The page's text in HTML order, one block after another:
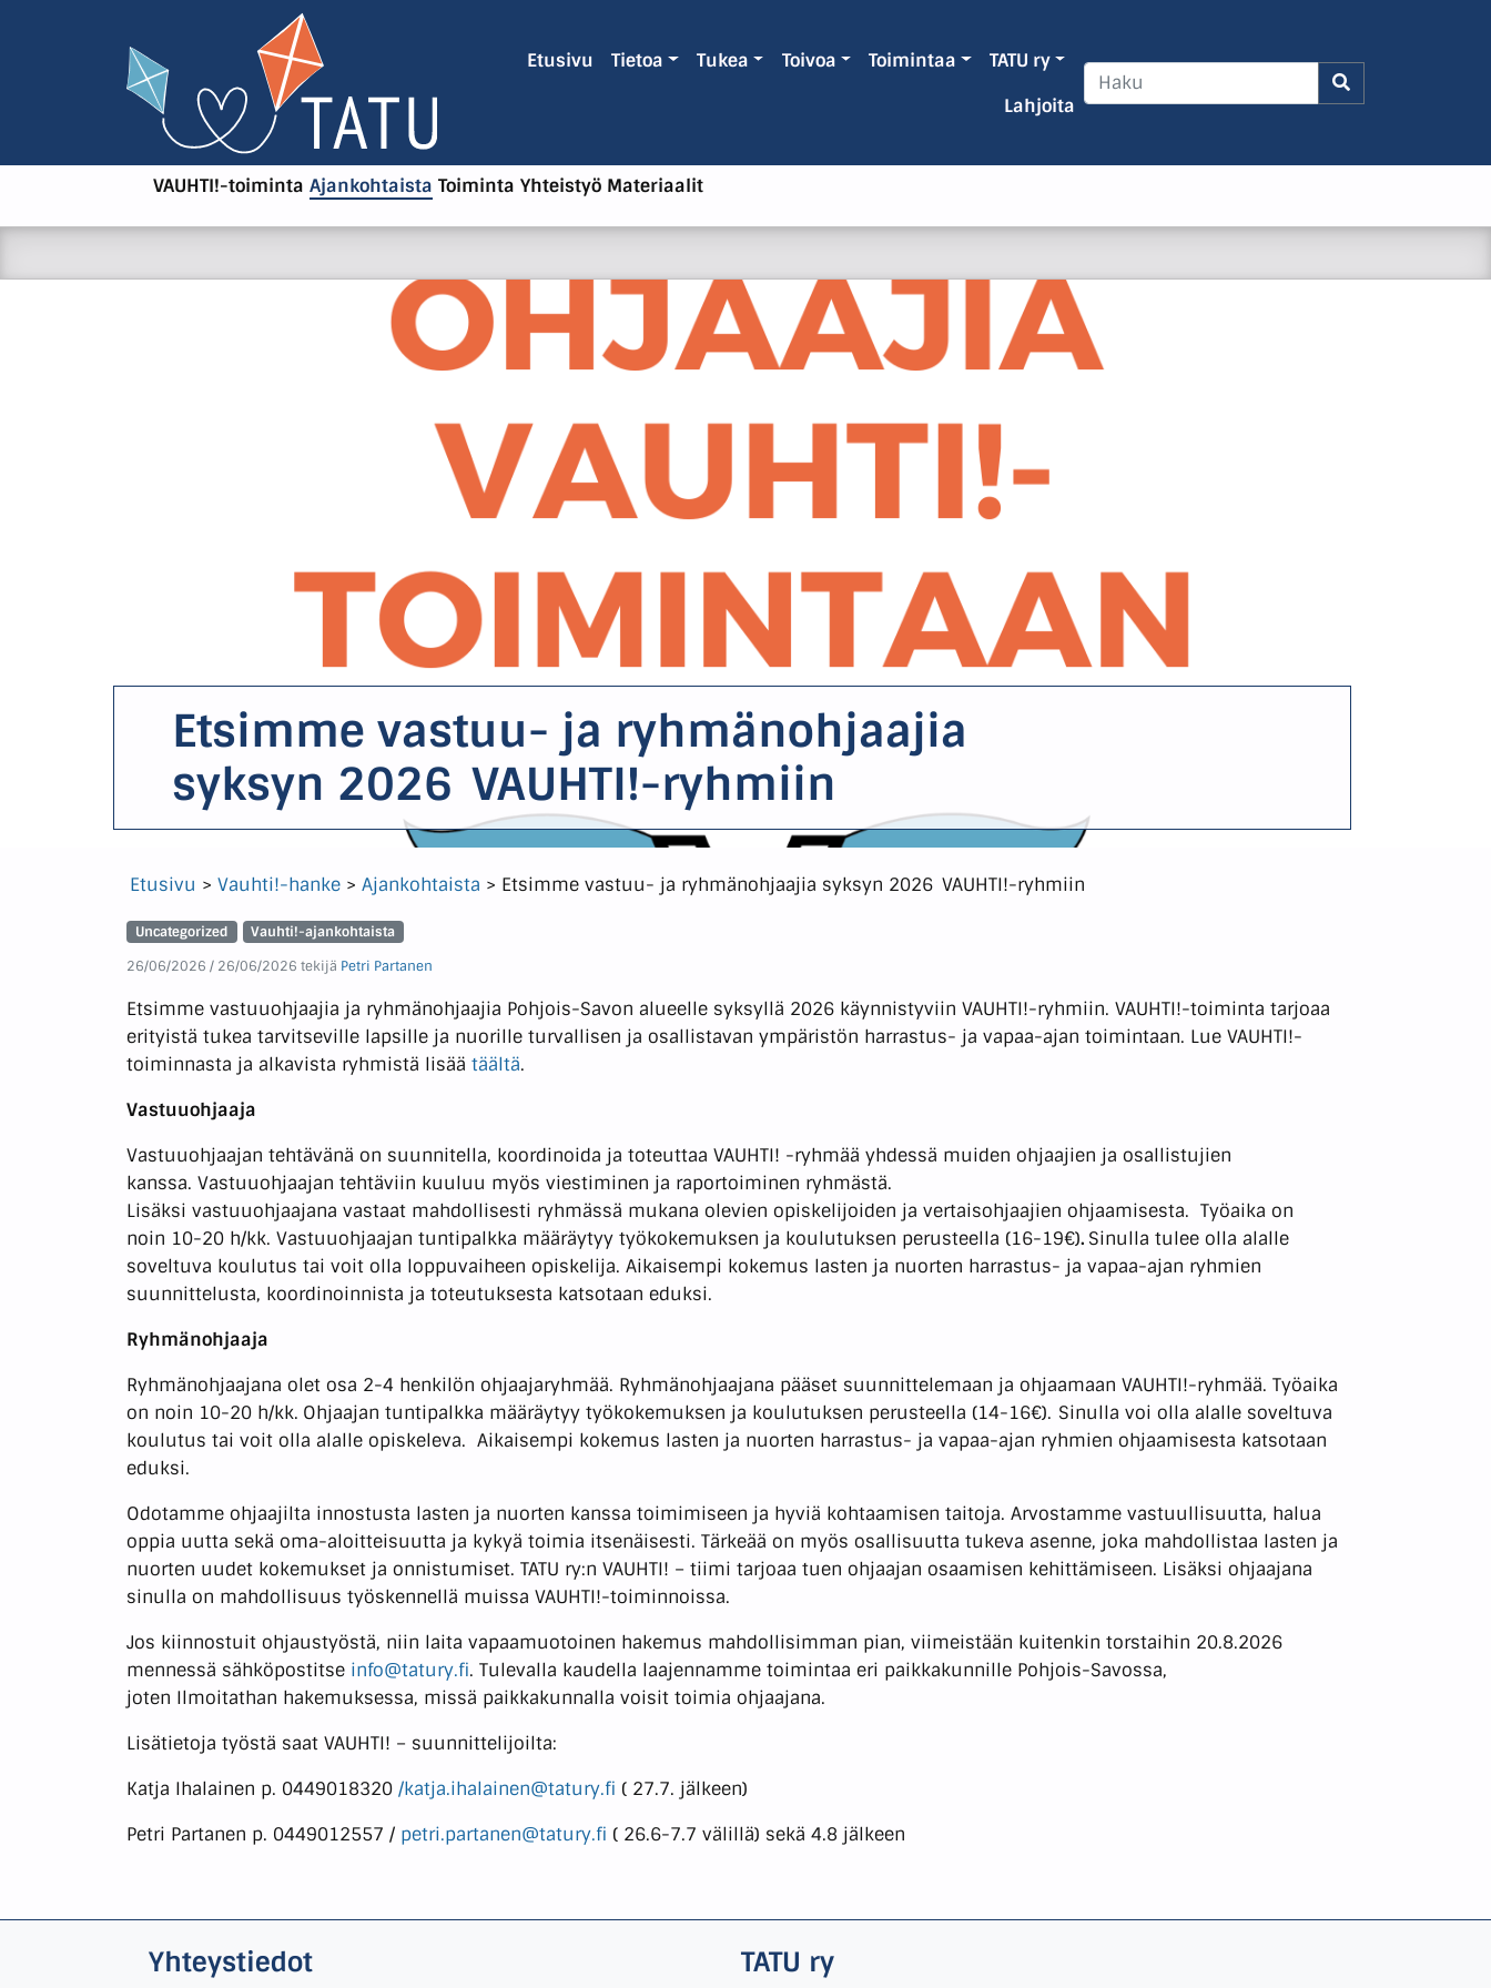
Etusivu Tietoa Tukea Toivoa Toimintaa
TATU ry
Lahjoita
VAUHTI!-toiminta Ajankohtaista Toiminta Yhteistyö Materiaalit
Etsimme vastuu- ja ryhmänohjaajia
syksyn 2026 VAUHTI!-ryhmiin
Etusivu > Vauhti!-hanke > Ajankohtaista > Etsimme vastuu- ja ryhmänohjaajia syksyn 2026 VAUHTI!-ryhmiin
Uncategorized
Vauhti!-ajankohtaista
26/06/2026 / 26/06/2026 tekijä Petri Partanen
Etsimme vastuuohjaajia ja ryhmänohjaajia Pohjois-Savon alueelle syksyllä 2026 käynnistyviin VAUHTI!-ryhmiin. VAUHTI!-toiminta tarjoaa
erityistä tukea tarvitseville lapsille ja nuorille turvallisen ja osallistavan ympäristön harrastus- ja vapaa-ajan toimintaan. Lue VAUHTI!-
toiminnasta ja alkavista ryhmistä lisää täältä.
Vastuuohjaaja
Vastuuohjaajan tehtävänä on suunnitella, koordinoida ja toteuttaa VAUHTI! -ryhmää yhdessä muiden ohjaajien ja osallistujien
kanssa. Vastuuohjaajan tehtäviin kuuluu myös viestiminen ja raportoiminen ryhmästä.
Lisäksi vastuuohjaajana vastaat mahdollisesti ryhmässä mukana olevien opiskelijoiden ja vertaisohjaajien ohjaamisesta. Työaika on
noin 10-20 h/kk. Vastuuohjaajan tuntipalkka määräytyy työkokemuksen ja koulutuksen perusteella (16-19€). Sinulla tulee olla alalle
soveltuva koulutus tai voit olla loppuvaiheen opiskelija. Aikaisempi kokemus lasten ja nuorten harrastus- ja vapaa-ajan ryhmien
suunnittelusta, koordinoinnista ja toteutuksesta katsotaan eduksi.
Ryhmänohjaaja
Ryhmänohjaajana olet osa 2-4 henkilön ohjaajaryhmää. Ryhmänohjaajana pääset suunnittelemaan ja ohjaamaan VAUHTI!-ryhmää. Työaika
on noin 10-20 h/kk. Ohjaajan tuntipalkka määräytyy työkokemuksen ja koulutuksen perusteella (14-16€). Sinulla voi olla alalle soveltuva
koulutus tai voit olla alalle opiskeleva. Aikaisempi kokemus lasten ja nuorten harrastus- ja vapaa-ajan ryhmien ohjaamisesta katsotaan
eduksi.
Odotamme ohjaajilta innostusta lasten ja nuorten kanssa toimimiseen ja hyviä kohtaamisen taitoja. Arvostamme vastuullisuutta, halua
oppia uutta sekä oma-aloitteisuutta ja kykyä toimia itsenäisesti. Tärkeää on myös osallisuutta tukeva asenne, joka mahdollistaa lasten ja
nuorten uudet kokemukset ja onnistumiset. TATU ry:n VAUHTI! – tiimi tarjoaa tuen ohjaajan osaamisen kehittämiseen. Lisäksi ohjaajana
sinulla on mahdollisuus työskennellä muissa VAUHTI!-toiminnoissa.
Jos kiinnostuit ohjaustyöstä, niin laita vapaamuotoinen hakemus mahdollisimman pian, viimeistään kuitenkin torstaihin 20.8.2026
mennessä sähköpostitse info@tatury.fi. Tulevalla kaudella laajennamme toimintaa eri paikkakunnille Pohjois-Savossa,
joten Ilmoitathan hakemuksessa, missä paikkakunnalla voisit toimia ohjaajana.
Lisätietoja työstä saat VAUHTI! – suunnittelijoilta:
Katja Ihalainen p. 0449018320 /katja.ihalainen@tatury.fi ( 27.7. jälkeen)
Petri Partanen p. 0449012557 / petri.partanen@tatury.fi ( 26.6-7.7 välillä) sekä 4.8 jälkeen
Yhteystiedot TATU ry